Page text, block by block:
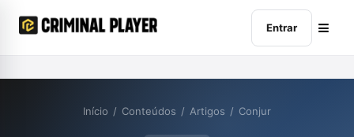
Entrar
Início / Conteúdos / Artigos / Conjur